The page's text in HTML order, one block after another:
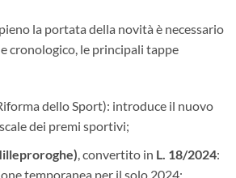
la portata della novità è necessario
cronologico, le principali tappe
dello Sport): introduce il nuovo
dei premi sportivi;
, convertito in L. 18/2024:
temporanea per il solo 2024;